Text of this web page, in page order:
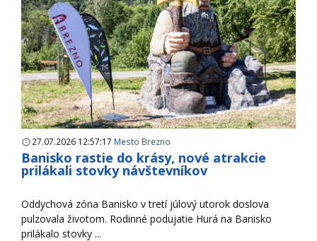
27.07.2026 12:57:17 Mesto Brezno
Banisko rastie do krásy, nové atrakcie
prilákali stovky návštevníkov
Oddychová zóna Banisko v tretí júlový utorok doslova
pulzovala životom. Rodinné podujatie Hurá na Banisko
prilákalo stovky ...